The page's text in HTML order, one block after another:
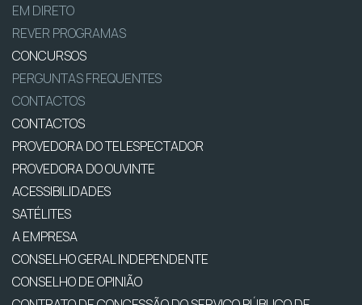
EM DIRETO
REVER PROGRAMAS
CONCURSOS
PERGUNTAS FREQUENTES
CONTACTOS
CONTACTOS
PROVEDORA DO TELESPECTADOR
PROVEDORA DO OUVINTE
ACESSIBILIDADES
SATÉLITES
A EMPRESA
CONSELHO GERAL INDEPENDENTE
CONSELHO DE OPINIÃO